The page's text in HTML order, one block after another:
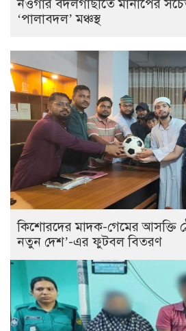
নওগাঁর বদলগাছীতে মানাপের
‘পালাবদল’ মঞ্চস্থ
কিশোরদের মাদক-গেমের আসক্তি
নতুন দেশ’-এর ফুটবল বিতরণ